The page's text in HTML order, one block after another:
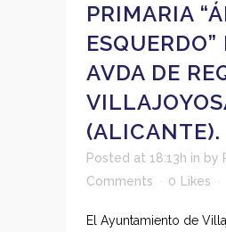
PRIMARIA
ESQUERDO”
AVDA DE
(ALICANTE).
Posted at 18:13h in by
Comments
0 Likes
El Ayuntamiento de